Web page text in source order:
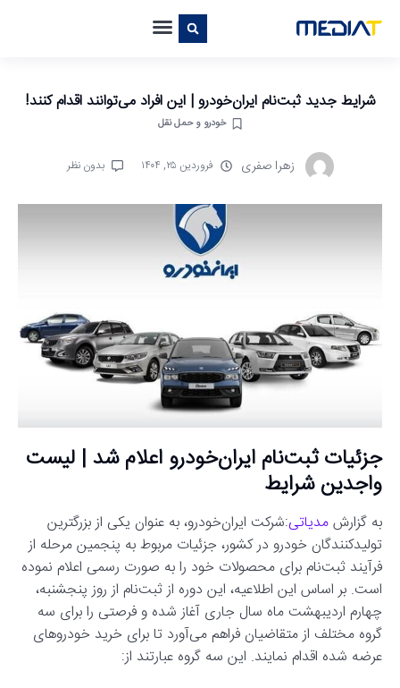
شرایط جدید ثبت‌نام ایران‌خودرو | این افراد می‌توانند اقدام کنند!
خودرو و حمل نقل
زهرا صفری فروردین ۲۵, ۱۴۰۴ بدون نظر
جزئیات ثبت‌نام ایران‌خودرو اعلام شد | لیست
واجدین شرایط
به گزارشمدیاتی:شرکت ایران‌خودرو، به عنوان یکی از بزرگترین
تولیدکنندگان خودرو در کشور، جزئیات مربوط به پنجمین مرحله از
فرآیند ثبت‌نام برای محصولات خود را به صورت رسمی اعلام نموده
است. بر اساس این اطلاعیه، این دوره از ثبت‌نام از روز پنجشنبه،
چهارم اردیبهشت ماه سال جاری آغاز شده و فرصتی را برای سه
گروه مختلف از متقاضیان فراهم می‌آورد تا برای خرید خودروهای
عرضه شده اقدام نمایند. این سه گروه عبارتند از: